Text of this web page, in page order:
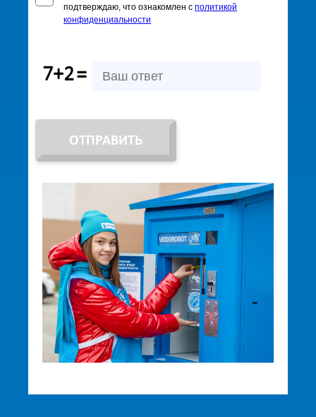
подтверждаю, что ознакомлен с политикой
конфиденциальности
7+2=
ОТПРАВИТЬ